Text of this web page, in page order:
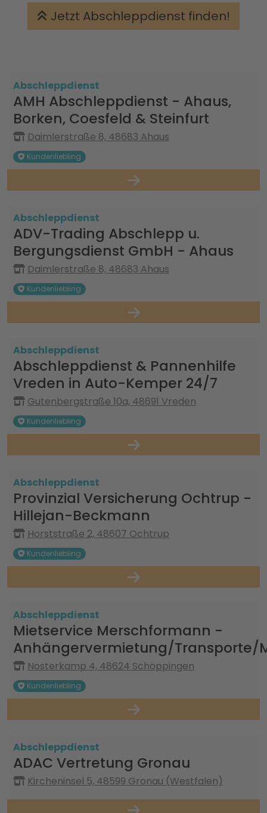
Jetzt Abschleppdienst finden!
Abschleppdienst
AMH Abschleppdienst - Ahaus,
Borken, Coesfeld & Steinfurt
Daimlerstraße 8, 48683 Ahaus
Kundenliebling
Abschleppdienst
ADV-Trading Abschlepp u.
Bergungsdienst GmbH - Ahaus
Daimlerstraße 8, 48683 Ahaus
Kundenliebling
Abschleppdienst
Abschleppdienst & Pannenhilfe
Vreden in Auto-Kemper 24/7
Gutenbergstraße 10a, 48691 Vreden
Kundenliebling
Abschleppdienst
Provinzial Versicherung Ochtrup -
Hillejan-Beckmann
Horststraße 2, 48607 Ochtrup
Kundenliebling
Abschleppdienst
Mietservice Merschformann -
Anhängervermietung/Transporte/
Nosterkamp 4, 48624 Schöppingen
Kundenliebling
Abschleppdienst
ADAC Vertretung Gronau
Kircheninsel 5, 48599 Gronau (Westfalen)